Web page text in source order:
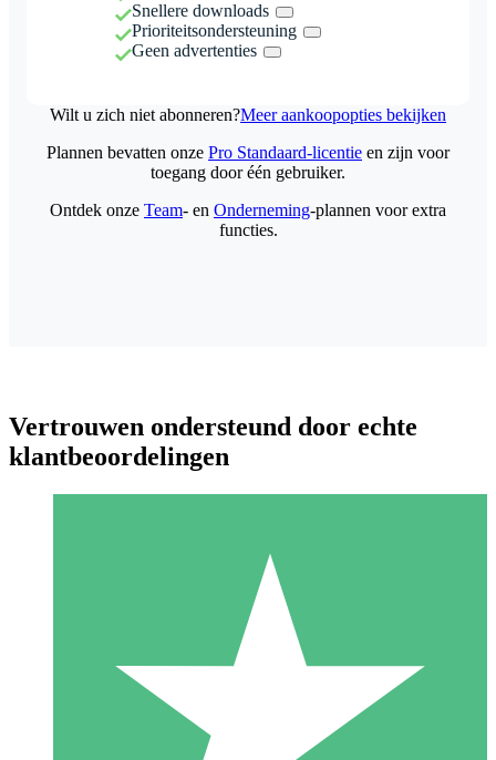
Snellere downloads
Prioriteitsondersteuning
Geen advertenties
Wilt u zich niet abonneren?Meer aankoopopties bekijken
Individuele Creditpakketten
Betaal per gebruik met downloadtegoeden. Geen maandelijkse
Plannen bevatten onze Pro Standaard-licentie en zijn voor
toegang door één gebruiker.
Ontdek onze Team- en Onderneming-plannen voor extra
functies.
Vertrouwen ondersteund door echte
klantbeoordelingen